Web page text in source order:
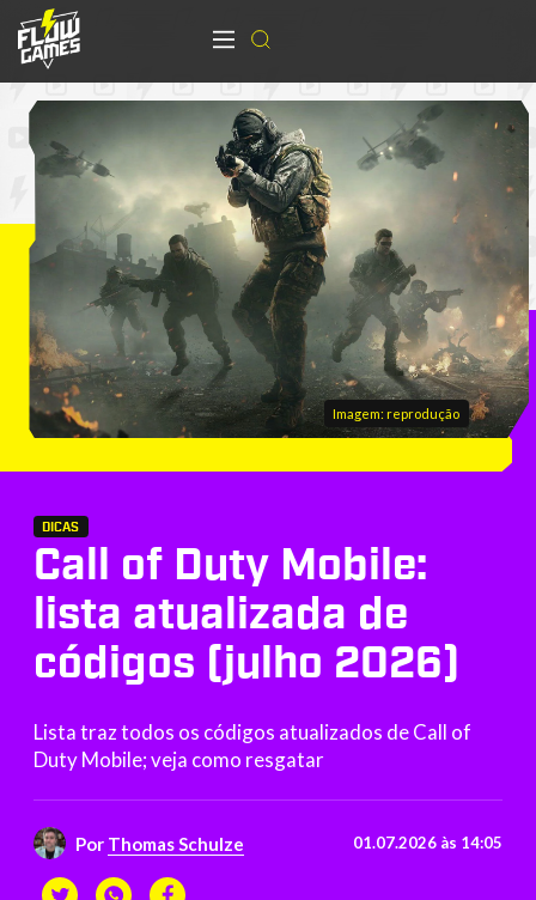
Imagem: reprodução
DICAS
Call of Duty Mobile:
lista atualizada de
códigos (julho 2026)
Lista traz todos os códigos atualizados de Call of
Duty Mobile; veja como resgatar
Por Thomas Schulze 01.07.2026 às 14:05